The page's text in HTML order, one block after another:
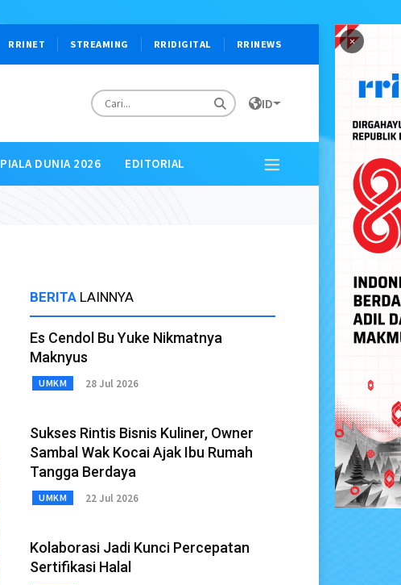
×
RRINET STREAMING RRIDIGITAL RRINEWS
ID
PIALA DUNIA 2026 EDITORIAL
BERITA LAINNYA
Es Cendol Bu Yuke Nikmatnya
Maknyus
UMKM 28 Jul 2026
Sukses Rintis Bisnis Kuliner, Owner
Sambal Wak Kocai Ajak Ibu Rumah
Tangga Berdaya
UMKM 22 Jul 2026
Kolaborasi Jadi Kunci Percepatan
Sertifikasi Halal